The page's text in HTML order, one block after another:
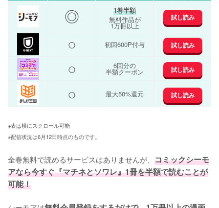
◎
1巻半額
無料作品が
1万冊以上
試し読み
○ 初回600P付与 試し読み
○ 6回分の
半額クーポン 試し読み
○ 最大50%還元 試し読み
※表は横にスクロール可能
※配信状況は6月12日時点のものです。
全巻無料で読めるサービスはありませんが、 コミックシーモ
アなら今すぐ『マチネとソワレ』1冊を半額で読むことが
可能！